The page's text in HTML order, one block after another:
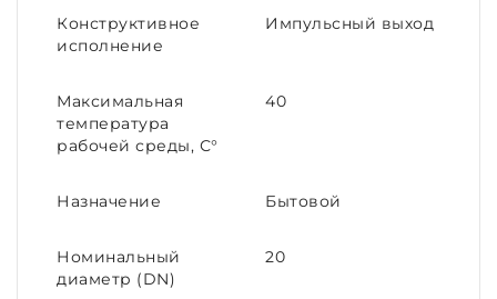
Конструктивное
исполнение
Импульсный выход
Максимальная
температура
рабочей среды, С°
40
Назначение Бытовой
Номинальный
диаметр (DN)
20